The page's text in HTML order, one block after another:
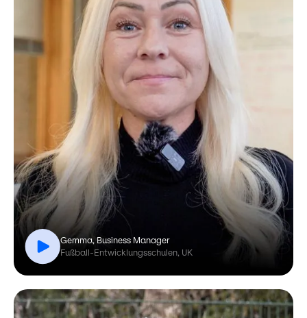
Gemma, Business Manager
Fußball-Entwicklungsschulen, UK